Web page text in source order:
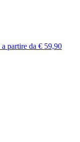
a partire da € 59,90